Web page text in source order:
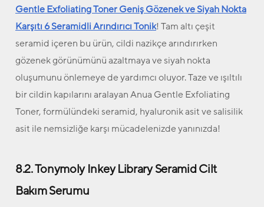
Gentle Exfoliating Toner Geniş Gözenek ve Siyah Nokta
Karşıtı 6 Seramidli Arındırıcı Tonik! Tam altı çeşit
seramid içeren bu ürün, cildi nazikçe arındırırken
gözenek görünümünü azaltmaya ve siyah nokta
oluşumunu önlemeye de yardımcı oluyor. Taze ve ışıltılı
bir cildin kapılarını aralayan Anua Gentle Exfoliating
Toner, formülündeki seramid, hyaluronik asit ve salisilik
asit ile nemsizliğe karşı mücadelenizde yanınızda!
8.2. Tonymoly Inkey Library Seramid Cilt
Bakım Serumu